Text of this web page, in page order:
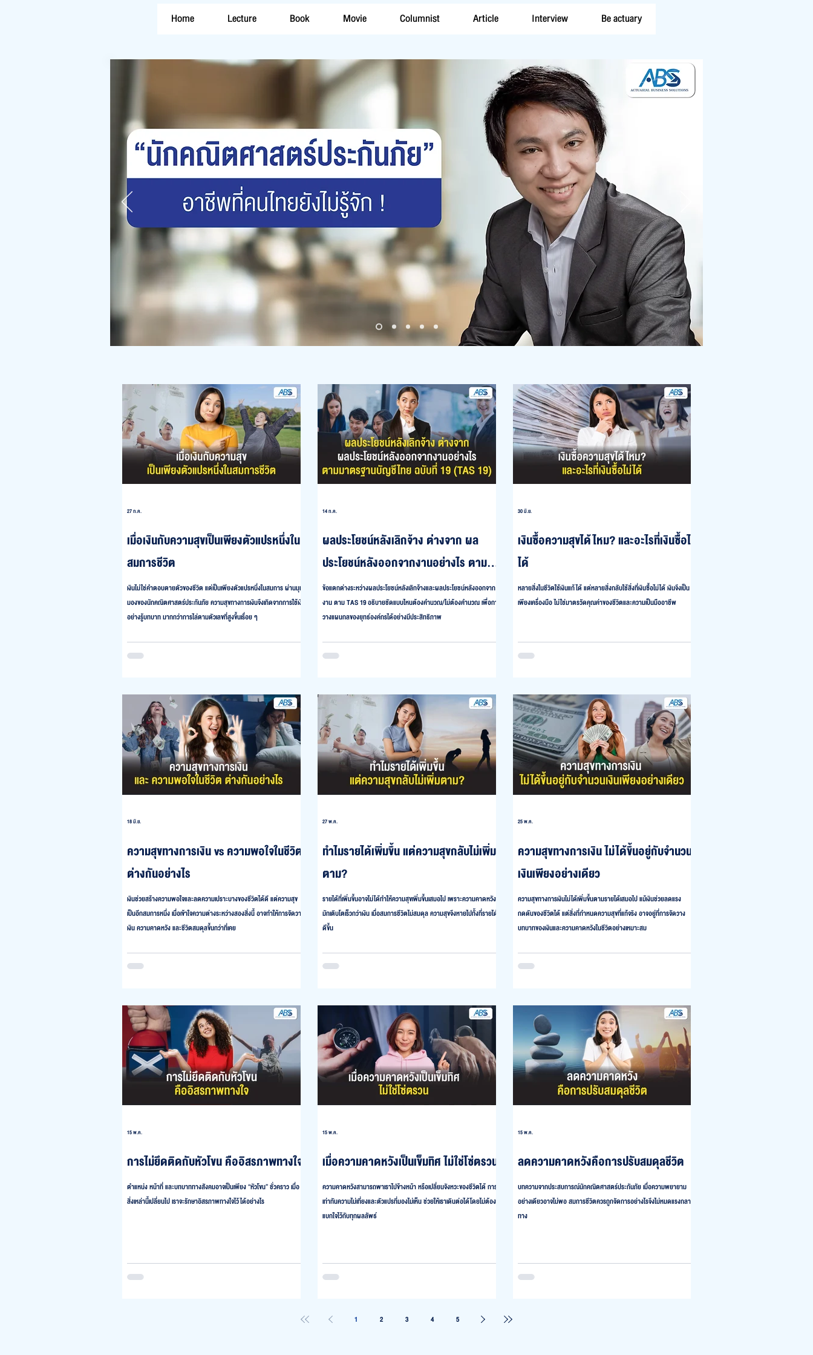
Home Lecture Book Movie Columnist Article Interview Be actuary
เมื่อเงินกับความสุขเป็นเพียงตัวแปรหนึ่งใน
สมการชีวิต
เงินไม่ใช่คำตอบตายตัวของชีวิต แต่เป็นเพียงตัวแปรหนึ่งในสมการ ผ่านมุม
มองของนักคณิตศาสตร์ประกันภัย ความสุขทางการเงินจึงเกิดจากการใช้เงิน
อย่างรู้บทบาท มากกว่าการไล่ตามตัวเลขที่สูงขึ้นเรื่อย ๆ
27 ก.ค.
ผลประโยชน์หลังเลิกจ้าง ต่างจาก ผล
ประโยชน์หลังออกจากงานอย่างไร ตาม
มาตรฐานบัญชีไทย ฉบับที่ 19 (TAS 19)
ข้อแตกต่างระหว่างผลประโยชน์หลังเลิกจ้างและผลประโยชน์หลังออกจาก
งาน ตาม TAS 19 อธิบายชัดแบบไหนต้องคำนวณ/ไม่ต้องคำนวณ เพื่อการ
วางแผนกลของยุทธ์องค์กรได้อย่างมีประสิทธิภาพ
14 ก.ค.
เงินซื้อความสุขได้ไหม? และอะไรที่เงินซื้อไม่
ได้
หลายสิ่งในชีวิตใช้เงินแก้ได้ แต่หลายสิ่งกลับใช้สิ่งที่เงินซื้อไม่ได้ เงินจึงเป็น
เพียงเครื่องมือ ไม่ใช่มาตรวัดคุณค่าของชีวิตและความเป็นมืออาชีพ
30 มิ.ย.
ความสุขทางการเงิน vs ความพอใจในชีวิต
ต่างกันอย่างไร
เงินช่วยสร้างความพอใจและลดความเปราะบางของชีวิตได้ดี แต่ความสุข
เป็นอีกสมการหนึ่ง เมื่อเข้าใจความต่างระหว่างสองสิ่งนี้ อาจทำให้การจัดวาง
เงิน ความคาดหวัง และชีวิตสมดุลขึ้นกว่าที่เคย
18 มิ.ย.
ทำไมรายได้เพิ่มขึ้น แต่ความสุขกลับไม่เพิ่ม
ตาม?
รายได้ที่เพิ่มขึ้นอาจไม่ได้ทำให้ความสุขเพิ่มขึ้นเสมอไป เพราะความคาดหวัง
มักเติบโตเร็วกว่าเงิน เมื่อสมการชีวิตไม่สมดุล ความสุขจึงหายไปทั้งที่รายได้
ดีขึ้น
27 พ.ค.
ความสุขทางการเงิน ไม่ได้ขึ้นอยู่กับจำนวน
เงินเพียงอย่างเดียว
ความสุขทางการเงินไม่ได้เพิ่มขึ้นตามรายได้เสมอไป แม้เงินช่วยลดแรง
กดดันของชีวิตได้ แต่สิ่งที่กำหนดความสุขที่แท้จริง อาจอยู่ที่การจัดวาง
บทบาทของเงินและความคาดหวังในชีวิตอย่างเหมาะสม
25 พ.ค.
การไม่ยึดติดกับหัวโขน คืออิสรภาพทางใจ
ตำแหน่ง หน้าที่ และบทบาททางสังคมอาจเป็นเพียง “หัวโขน” ชั่วคราว เมื่อ
สิ่งเหล่านี้เปลี่ยนไป เราจะรักษาอิสรภาพทางใจไว้ได้อย่างไร
15 พ.ค.
เมื่อความคาดหวังเป็นเข็มทิศ ไม่ใช่โซ่ตรวน
ความคาดหวังสามารถพาเราไปข้างหน้า หรือเปลี่ยนจังหวะของชีวิตได้ การรู้
เท่าทันความไม่เที่ยงและตัวแปรที่มองไม่เห็น ช่วยให้เราเดินต่อได้โดยไม่ต้อง
แบกใจไว้กับทุกผลลัพธ์
15 พ.ค.
ลดความคาดหวังคือการปรับสมดุลชีวิต
บทความจากประสบการณ์นักคณิตศาสตร์ประกันภัย เมื่อความพยายาม
อย่างเดียวอาจไม่พอ สมการชีวิตควรถูกจัดการอย่างไรจึงไม่หมดแรงกลาง
ทาง
15 พ.ค.
1 2 3 4 5